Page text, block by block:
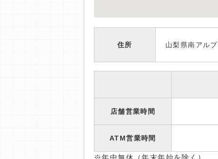
住所 山梨県南アル
店舗営業時間
ATM営業時間
※年中無休（年末年始を除く）